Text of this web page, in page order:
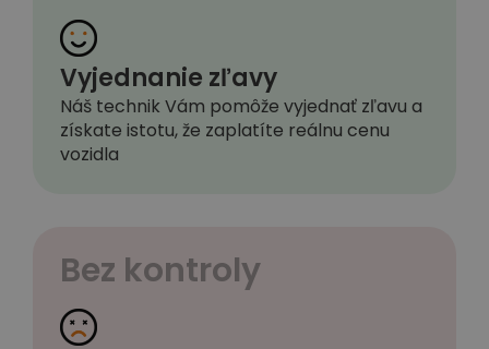
Vyjednanie zľavy
Náš technik Vám pomôže vyjednať zľavu a
získate istotu, že zaplatíte reálnu cenu
vozidla
Bez kontroly